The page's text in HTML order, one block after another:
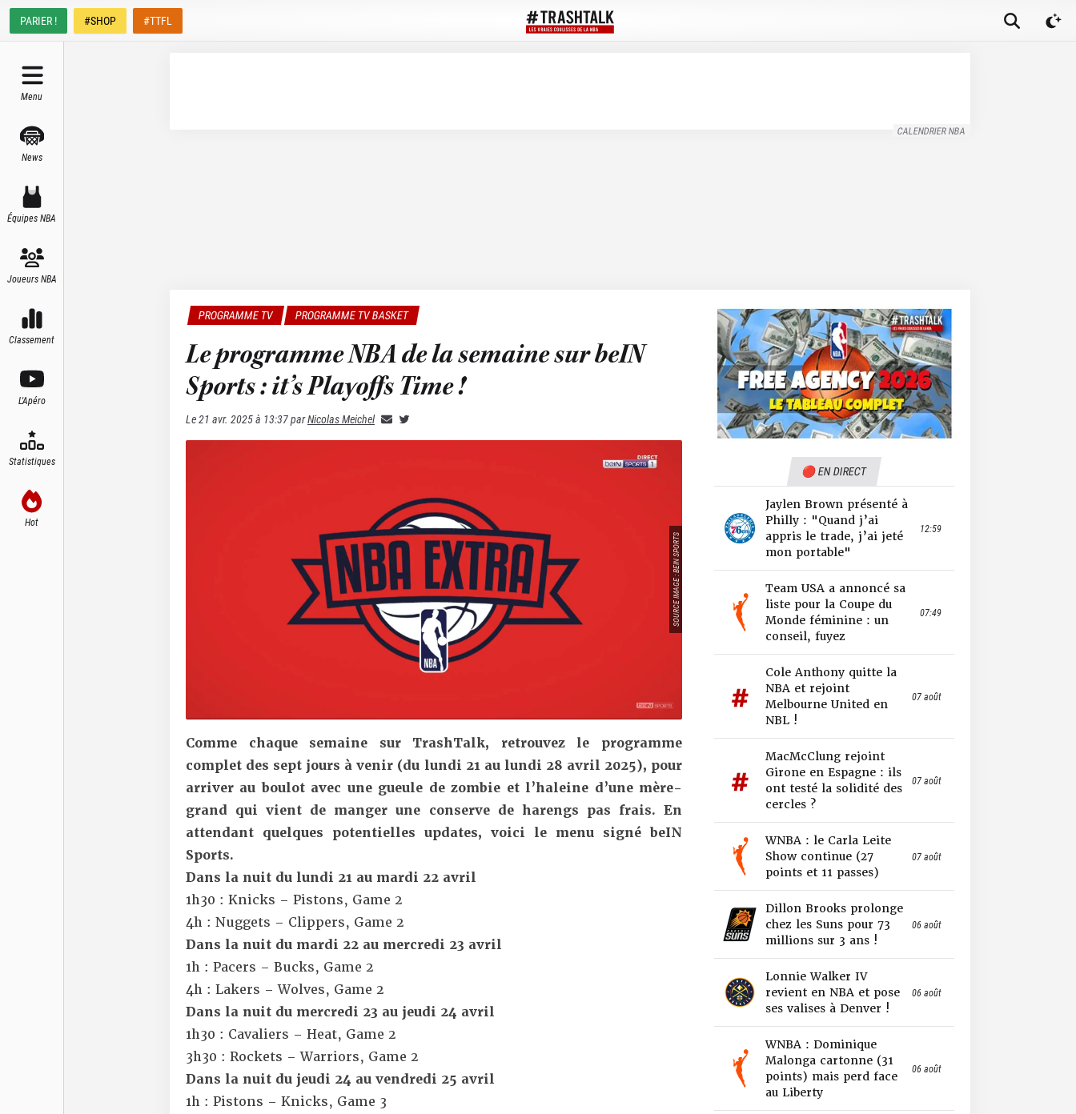
PARIER ! #SHOP #TTFL
Menu
News
Équipes NBA
Joueurs NBA
Classement
L'Apéro
Statistiques
Hot
CALENDRIER NBA
PROGRAMME TV PROGRAMME TV BASKET
Le programme NBA de la semaine sur beIN
Sports : it’s Playoffs Time !
Le21 avr. 2025 à 13:37parNicolas Meichel
SOURCE IMAGE : BEIN SPORTS
Comme chaque semaine sur TrashTalk, retrouvez le programme
complet des sept jours à venir (du lundi 21 au lundi 28 avril 2025), pour
arriver au boulot avec une gueule de zombie et l’haleine d’une mère-
grand qui vient de manger une conserve de harengs pas frais. En
attendant quelques potentielles updates, voici le menu signé beIN
Sports.
Dans la nuit du lundi 21 au mardi 22 avril
1h30 : Knicks – Pistons, Game 2
4h : Nuggets – Clippers, Game 2
Dans la nuit du mardi 22 au mercredi 23 avril
1h : Pacers – Bucks, Game 2
4h : Lakers – Wolves, Game 2
Dans la nuit du mercredi 23 au jeudi 24 avril
1h30 : Cavaliers – Heat, Game 2
3h30 : Rockets – Warriors, Game 2
Dans la nuit du jeudi 24 au vendredi 25 avril
1h : Pistons – Knicks, Game 3
🔴 EN DIRECT
Jaylen Brown présenté à
Philly : "Quand j’ai
appris le trade, j’ai jeté
mon portable"
12:59
Team USA a annoncé sa
liste pour la Coupe du
Monde féminine : un
conseil, fuyez
07:49
Cole Anthony quitte la
NBA et rejoint
Melbourne United en
NBL !
07 août
MacMcClung rejoint
Girone en Espagne : ils
ont testé la solidité des
cercles ?
07 août
WNBA : le Carla Leite
Show continue (27
points et 11 passes)
07 août
Dillon Brooks prolonge
chez les Suns pour 73
millions sur 3 ans !
06 août
Lonnie Walker IV
revient en NBA et pose
ses valises à Denver !
06 août
WNBA : Dominique
Malonga cartonne (31
points) mais perd face
au Liberty
06 août